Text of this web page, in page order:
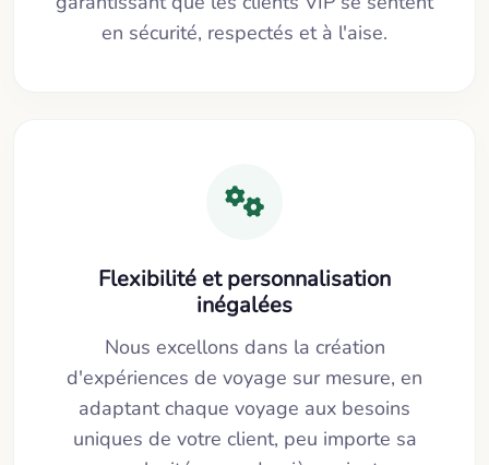
en sécurité, respectés et à l'aise.
Flexibilité et personnalisation
inégalées
Nous excellons dans la création
d'expériences de voyage sur mesure, en
adaptant chaque voyage aux besoins
uniques de votre client, peu importe sa